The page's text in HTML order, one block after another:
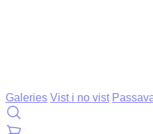
Galeries Vist i no vist